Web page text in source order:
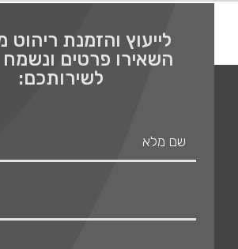
לייעוץ והזמנת ריהוט
השאירו פרטים
לשירותכם: